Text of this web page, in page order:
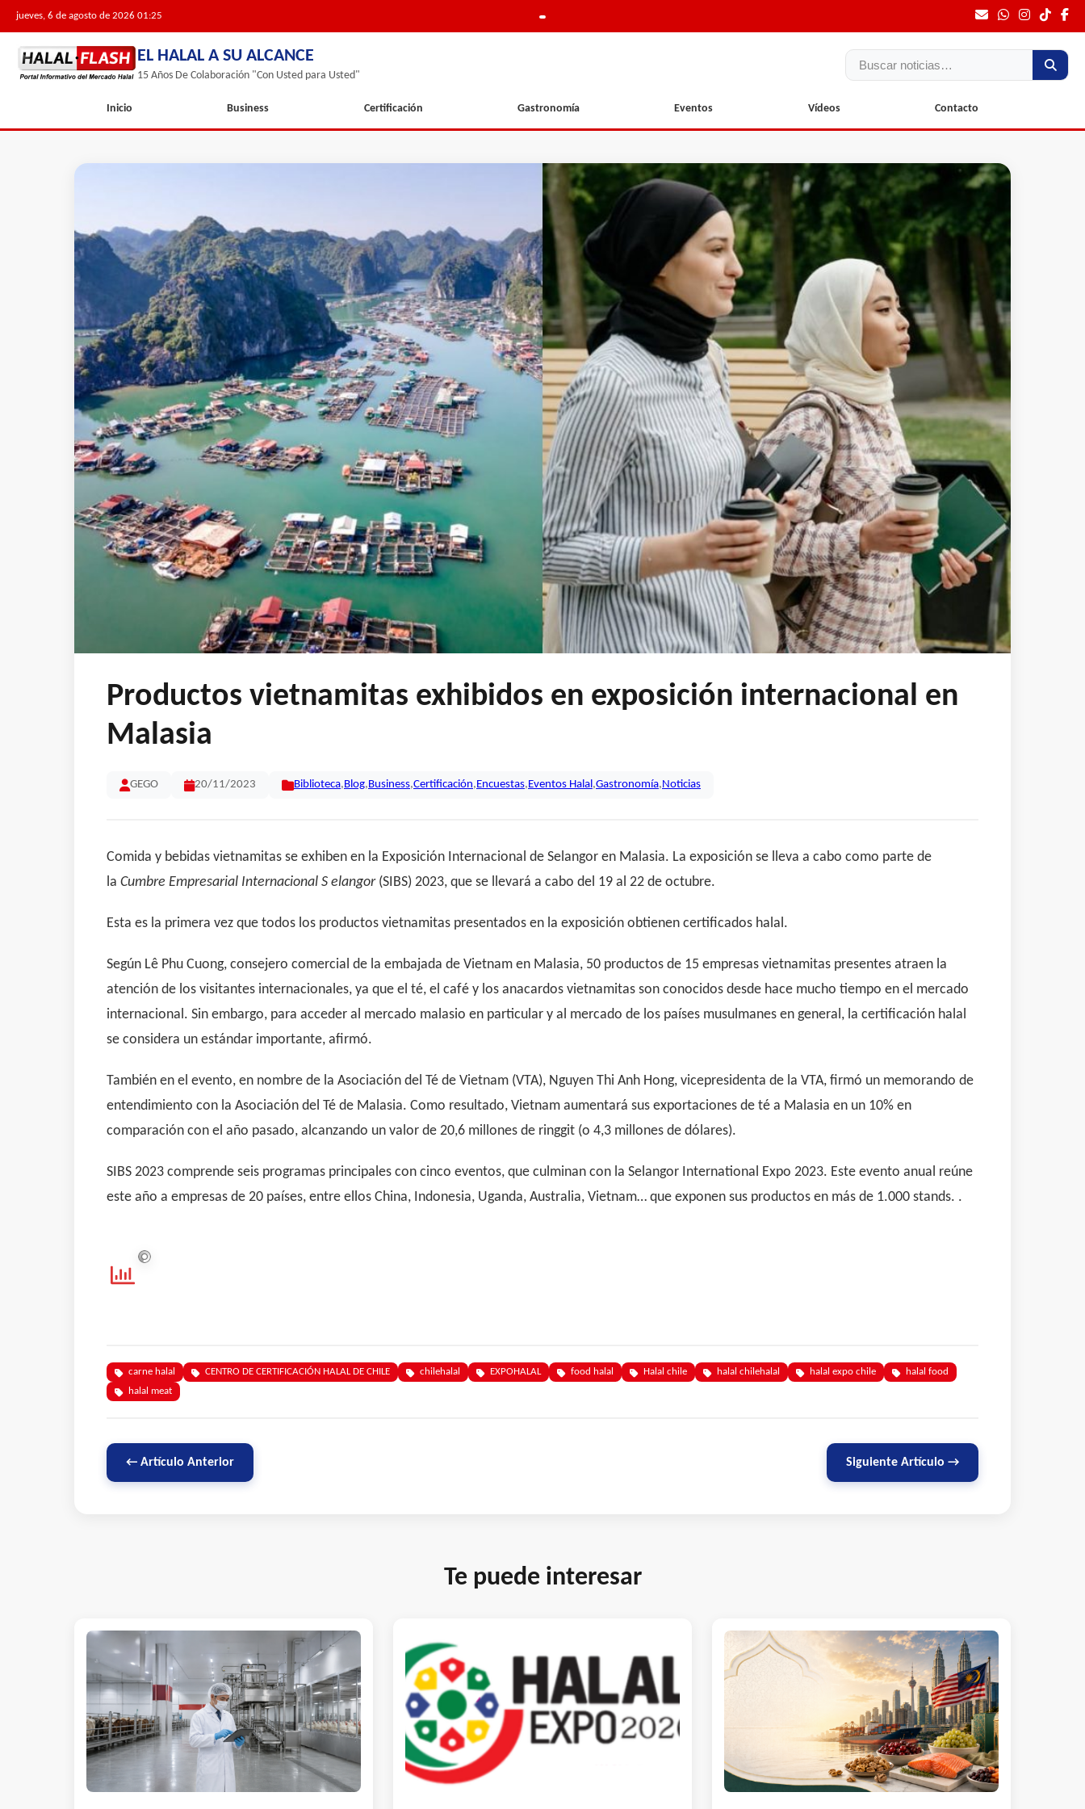
jueves, 6 de agosto de 2026 01:25
EL HALAL A SU ALCANCE
15 Años De Colaboración "Con Usted para Usted"
Buscar
Inicio Business Certificación Gastronomía Eventos Vídeos Contacto
Productos vietnamitas exhibidos en exposición internacional en
Malasia
GEGO 20/11/2023 Biblioteca,Blog,Business,Certificación,Encuestas,Eventos Halal,Gastronomía,Noticias
Comida y bebidas vietnamitas se exhiben en la Exposición Internacional de Selangor en Malasia. La exposición se lleva a cabo como parte de
la Cumbre Empresarial Internacional S elangor(SIBS) 2023, que se llevará a cabo del 19 al 22 de octubre.
Esta es la primera vez que todos los productos vietnamitas presentados en la exposición obtienen certificados halal.
Según Lê Phu Cuong, consejero comercial de la embajada de Vietnam en Malasia, 50 productos de 15 empresas vietnamitas presentes atraen la
atención de los visitantes internacionales, ya que el té, el café y los anacardos vietnamitas son conocidos desde hace mucho tiempo en el mercado
internacional. Sin embargo, para acceder al mercado malasio en particular y al mercado de los países musulmanes en general, la certificación halal
se considera un estándar importante, afirmó.
También en el evento, en nombre de la Asociación del Té de Vietnam (VTA), Nguyen Thi Anh Hong, vicepresidenta de la VTA, firmó un memorando de
entendimiento con la Asociación del Té de Malasia. Como resultado, Vietnam aumentará sus exportaciones de té a Malasia en un 10% en
comparación con el año pasado, alcanzando un valor de 20,6 millones de ringgit (o 4,3 millones de dólares).
SIBS 2023 comprende seis programas principales con cinco eventos, que culminan con la Selangor International Expo 2023. Este evento anual reúne
este año a empresas de 20 países, entre ellos China, Indonesia, Uganda, Australia, Vietnam… que exponen sus productos en más de 1.000 stands. .
carne halal CENTRO DE CERTIFICACIÓN HALAL DE CHILE chilehalal EXPOHALAL food halal Halal chile halal chilehalal halal expo chile
halal food
halal meat
← Artículo Anterior Siguiente Artículo →
Te puede interesar